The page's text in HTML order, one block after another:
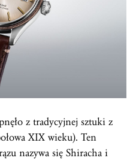
z tradycyjnej sztuki z
XIX wieku). Ten
nazywa się Shiracha i